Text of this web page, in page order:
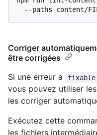
Corriger
être corrigées
Si une erreur a
vous pouvez utiliser
les corriger
Exécutez cette
les fichiers